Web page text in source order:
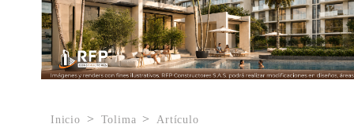
Inicio Tolima Artículo